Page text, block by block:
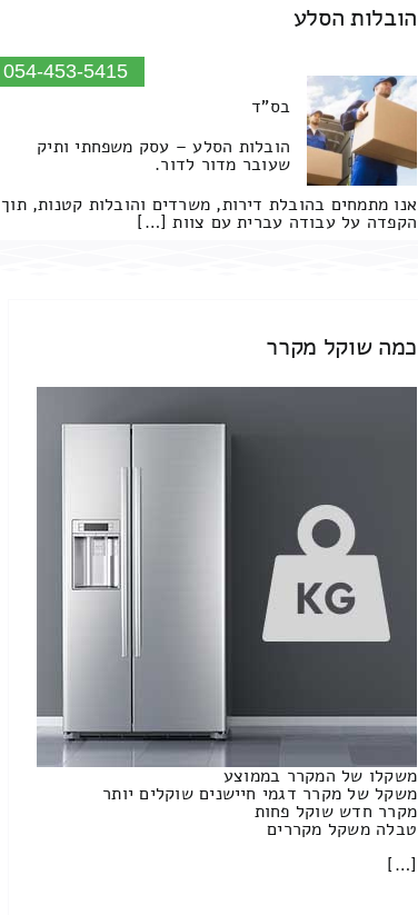
הובלות הסלע
054-453-5415
בס"ד
הובלות הסלע – עסק משפחתי ותיק
שעובר מדור לדור.
אנו מתמחים בהובלת דירות, משרדים והובלות קטנות, תוך
הקפדה על עבודה עברית עם צוות […]
כמה שוקל מקרר
משקלו של המקרר בממוצע
משקל של מקרר דגמי חיישנים שוקלים יותר
מקרר חדש שוקל פחות
טבלה משקל מקררים
[…]